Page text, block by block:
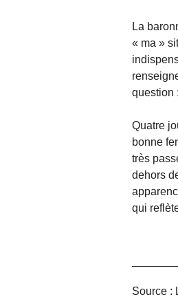
La
« ma »
question
Quatre
bonne
très
dehors
qui
Source :